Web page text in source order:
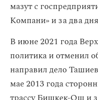
мазут с
Компани» и за два
В июне 2021 года
политика и отменил
направил дело
мае 2013 года